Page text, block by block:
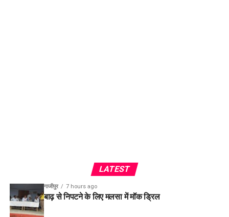
LATEST
गाजीपुर 7 hours ago
बाढ़ से निपटने के लिए मलसा में मॉक ड्रिल